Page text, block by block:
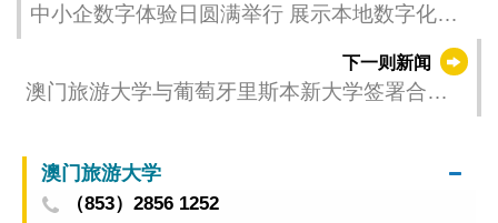
中小企数字体验日圆满举行 展示本地数字化方
下一则新闻
澳门旅游大学与葡萄牙里斯本新大学签署合作
澳门旅游大学
（853）2856 1252